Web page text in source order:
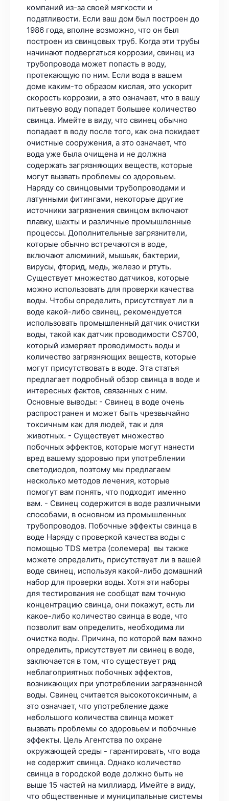
компаний из-за своей мягкости и
податливости. Если ваш дом был построен до
1986 года, вполне возможно, что он был
построен из свинцовых труб. Когда эти трубы
начинают подвергаться коррозии, свинец из
трубопровода может попасть в воду,
протекающую по ним. Если вода в вашем
доме каким-то образом кислая, это ускорит
скорость коррозии, а это означает, что в вашу
питьевую воду попадет большее количество
свинца. Имейте в виду, что свинец обычно
попадает в воду после того, как она покидает
очистные сооружения, а это означает, что
вода уже была очищена и не должна
содержать загрязняющих веществ, которые
могут вызвать проблемы со здоровьем.
Наряду со свинцовыми трубопроводами и
латунными фитингами, некоторые другие
источники загрязнения свинцом включают
плавку, шахты и различные промышленные
процессы. Дополнительные загрязнители,
которые обычно встречаются в воде,
включают алюминий, мышьяк, бактерии,
вирусы, фторид, медь, железо и ртуть.
Существует множество датчиков, которые
можно использовать для проверки качества
воды. Чтобы определить, присутствует ли в
воде какой-либо свинец, рекомендуется
использовать промышленный датчик очистки
воды, такой как датчик проводимости CS700,
который измеряет проводимость воды и
количество загрязняющих веществ, которые
могут присутствовать в воде. Эта статья
предлагает подробный обзор свинца в воде и
интересных фактов, связанных с ним.
Основные выводы: - Свинец в воде очень
распространен и может быть чрезвычайно
токсичным как для людей, так и для
животных. - Существует множество
побочных эффектов, которые могут нанести
вред вашему здоровью при употреблении
светодиодов, поэтому мы предлагаем
несколько методов лечения, которые
помогут вам понять, что подходит именно
вам. - Свинец содержится в воде различными
способами, в основном из промышленных
трубопроводов. Побочные эффекты свинца в
воде Наряду с проверкой качества воды с
помощью TDS метра (солемера) вы также
можете определить, присутствует ли в вашей
воде свинец, используя какой-либо домашний
набор для проверки воды. Хотя эти наборы
для тестирования не сообщат вам точную
концентрацию свинца, они покажут, есть ли
какое-либо количество свинца в воде, что
позволит вам определить, необходима ли
очистка воды. Причина, по которой вам важно
определить, присутствует ли свинец в воде,
заключается в том, что существует ряд
неблагоприятных побочных эффектов,
возникающих при употреблении загрязненной
воды. Свинец считается высокотоксичным, а
это означает, что употребление даже
небольшого количества свинца может
вызвать проблемы со здоровьем и побочные
эффекты. Цель Агентства по охране
окружающей среды - гарантировать, что вода
не содержит свинца. Однако количество
свинца в городской воде должно быть не
выше 15 частей на миллиард. Имейте в виду,
что общественные и муниципальные системы